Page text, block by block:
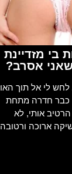
בי מזדיינת
אסרב?
לי אל תוך
כבר חדרה מתחת
אותי, לא
ארוכה ורטובה